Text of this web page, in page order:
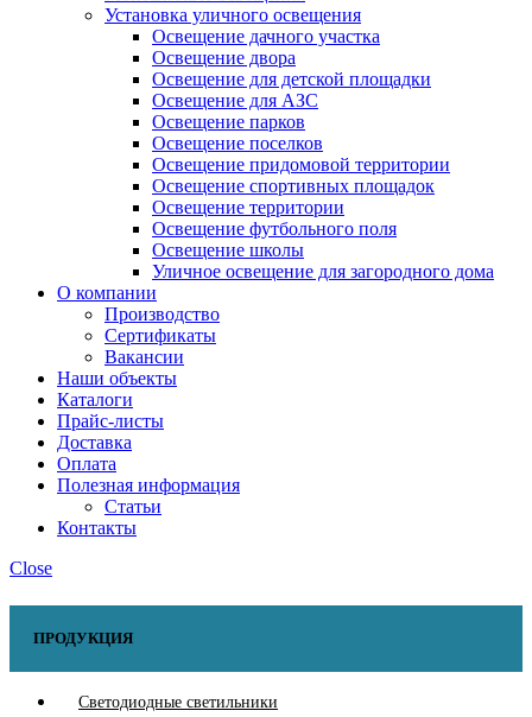
Установка уличного освещения
Освещение дачного участка
Освещение двора
Освещение для детской площадки
Освещение для АЗС
Освещение парков
Освещение поселков
Освещение придомовой территории
Освещение спортивных площадок
Освещение территории
Освещение футбольного поля
Освещение школы
Уличное освещение для загородного дома
О компании
Производство
Сертификаты
Вакансии
Наши объекты
Каталоги
Прайс-листы
Доставка
Оплата
Полезная информация
Статьи
Контакты
Close
ПРОДУКЦИЯ
Светодиодные светильники